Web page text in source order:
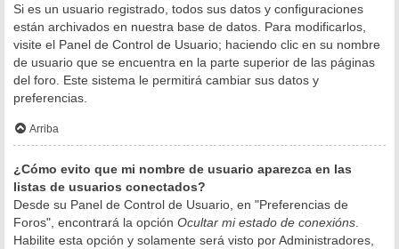
Si es un usuario registrado, todos sus datos y configuraciones
están archivados en nuestra base de datos. Para modificarlos,
visite el Panel de Control de Usuario; haciendo clic en su nombre
de usuario que se encuentra en la parte superior de las páginas
del foro. Este sistema le permitirá cambiar sus datos y
preferencias.
Arriba
¿Cómo evito que mi nombre de usuario aparezca en las
listas de usuarios conectados?
Desde su Panel de Control de Usuario, en "Preferencias de
Foros", encontrará la opción Ocultar mi estado de conexións
Habilite esta opción y solamente será visto por Administradores,